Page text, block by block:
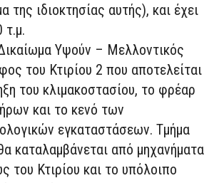
της ιδιοκτησίας αυτής), και έχει
τ.μ.
Υψούν – Μελλοντικός
του Κτιρίου 2 που αποτελείται
του κλιμακοστασίου, το φρέαρ
και το κενό των
εγκαταστάσεων. Τμήμα
καταλαμβάνεται από μηχανήματα
του Κτιρίου και το υπόλοιπο